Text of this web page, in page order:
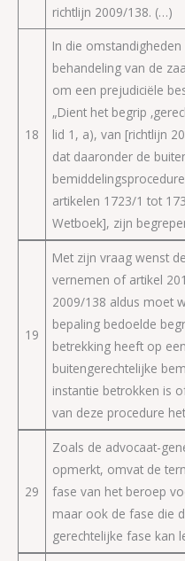
richtlijn 2009/138. (…)
18
In die
behandeling van de
om een prejudiciële
„Dient het begrip
lid 1, a), van [richtlijn
dat daaronder de
artikelen 1723/1 tot
Wetboek], zijn
19
Met zijn vraag wenst
vernemen of artikel
2009/138 aldus moet
bepaling bedoelde
betrekking heeft op
buitengerechtelijke
instantie betrokken is
van deze procedure
29
Zoals de advocaat-
opmerkt, omvat de
fase van het beroep
maar ook de fase die
gerechtelijke fase kan